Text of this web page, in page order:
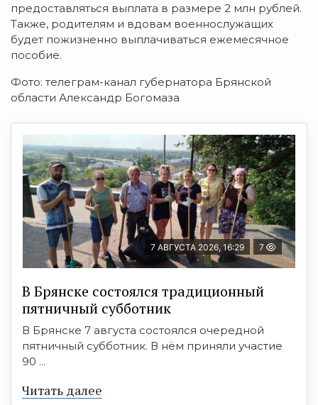
предоставляться выплата в размере 2 млн рублей.
Также, родителям и вдовам военнослужащих
будет пожизненно выплачиваться ежемесячное
пособие.
Фото: телеграм-канал губернатора Брянской
области Александр Богомаза
7 АВГУСТА 2026, 16:29 7
В Брянске состоялся традиционный
пятничный субботник
В Брянске 7 августа состоялся очередной
пятничный субботник. В нём приняли участие
90 ...
Читать далее